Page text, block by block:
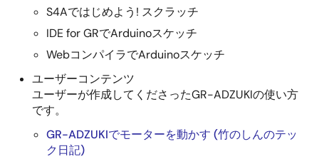
S4Aではじめよう! スクラッチ
IDE for GRでArduinoスケッチ
WebコンパイラでArduinoスケッチ
ユーザーコンテンツ
ユーザーが作成してくださったGR-ADZUKIの使い方
です。
GR-ADZUKIでモーターを動かす (竹のしんのテッ
ク日記)